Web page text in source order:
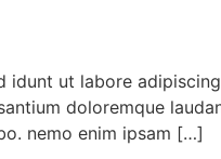
ut labore
doloremque
nemo enim ipsam […]